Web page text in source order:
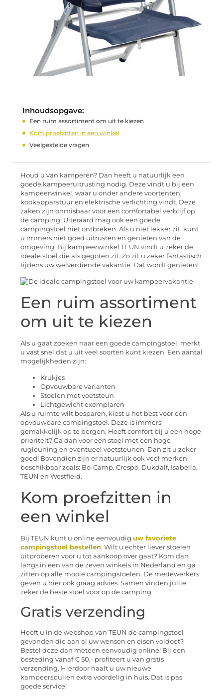
Inhoudsopgave:
Een ruim assortiment om uit te kiezen
Kom proefzitten in een winkel
Veelgestelde vragen
Houd u van kamperen? Dan heeft u natuurlijk een
goede kampeeruitrusting nodig. Deze vindt u bij een
kampeerwinkel, waar u onder andere voortenten,
kookapparatuur en elektrische verlichting vindt. Deze
zaken zijn onmisbaar voor een comfortabel verblijf op
de camping. Uiteraard mag ook een goede
campingstoel niet ontbreken. Als u niet lekker zit, kunt
u immers niet goed uitrusten en genieten van de
omgeving. Bij kampeerwinkel TEUN vindt u zeker de
ideale stoel die als gegoten zit. Zo zit u zeker fantastisch
tijdens uw welverdiende vakantie. Dat wordt genieten!
Een ruim assortiment
om uit te kiezen
Als u gaat zoeken naar een goede campingstoel, merkt
u vast snel dat u uit veel soorten kunt kiezen. Een aantal
mogelijkheden zijn:
Krukjes
Opvouwbare varianten
Stoelen met voetsteun
Lichtgewicht exemplaren
Als u ruimte wilt besparen, kiest u het best voor een
opvouwbare campingstoel. Deze is immers
gemakkelijk op te bergen. Heeft comfort bij u een hoge
prioriteit? Ga dan voor een stoel met een hoge
rugleuning en eventueel voetsteunen. Dan zit u zeker
goed! Bovendien zijn er natuurlijk ook veel merken
beschikbaar zoals: Bo-Camp, Crespo, Dukdalf, Isabella,
TEUN en Westfield.
Kom proefzitten in
een winkel
Bij TEUN kunt u online eenvoudig uw favoriete
campingstoel bestellen. Wilt u echter liever stoelen
uitproberen voor u tot aankoop over gaat? Kom dan
langs in een van de zeven winkels in Nederland en ga
zitten op alle mooie campingstoelen. De medewerkers
geven u hier ook graag advies. Samen vinden jullie
zeker de beste stoel voor op de camping.
Gratis verzending
Heeft u in de webshop van TEUN de campingstoel
gevonden die aan al uw wensen en eisen voldoet?
Bestel deze dan meteen eenvoudig online! Bij een
besteding vanaf € 50,- profiteert u van gratis
verzending. Hierdoor haalt u uw nieuwe
kampeerspullen extra voordelig in huis. Dat is pas
goede service!